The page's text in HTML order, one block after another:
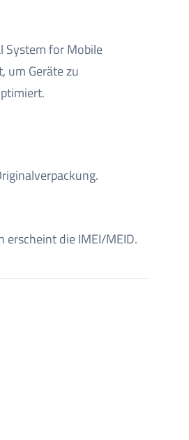
System for Mobile
um Geräte zu
die IMEI/MEID.